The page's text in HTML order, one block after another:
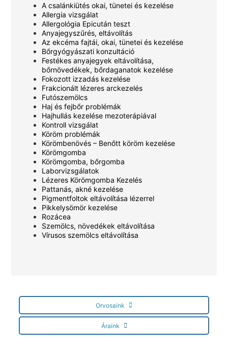
A csalánkiütés okai, tünetei és kezelése
Allergia vizsgálat
Allergológia Epicután teszt
Anyajegyszűrés, eltávolítás
Az ekcéma fajtái, okai, tünetei és kezelése
Bőrgyógyászati konzultáció
Festékes anyajegyek eltávolítása,
bőrnövedékek, bőrdaganatok kezelése
Fokozott izzadás kezelése
Frakcionált lézeres arckezelés
Futószemölcs
Haj és fejbőr problémák
Hajhullás kezelése mezoterápiával
Kontroll vizsgálat
Köröm problémák
Körömbenövés – Benőtt köröm kezelése
Körömgomba
Körömgomba, bőrgomba
Laborvizsgálatok
Lézeres Körömgomba Kezelés
Pattanás, akné kezelése
Pigmentfoltok eltávolítása lézerrel
Pikkelysömör kezelése
Rozácea
Szemölcs, növedékek eltávolítása
Vírusos szemölcs eltávolítása
Orvosaink
Áraink